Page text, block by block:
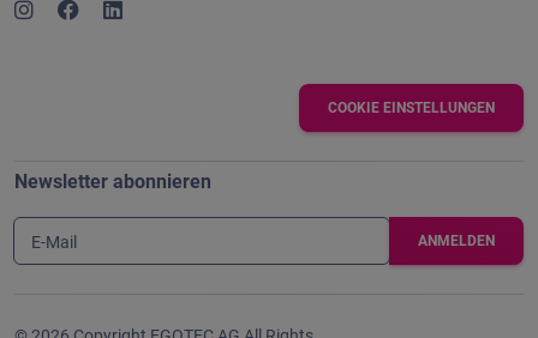
COOKIE EINSTELLUNGEN
Newsletter abonnieren
E-Mail